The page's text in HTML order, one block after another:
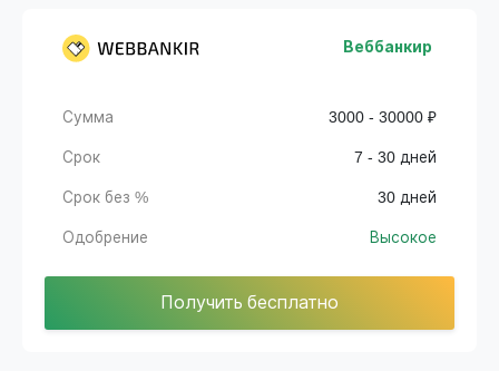
Веббанкир
Сумма 3000 - 30000 ₽
Срок 7 - 30 дней
Срок без % 30 дней
Одобрение Высокое
Получить бесплатно